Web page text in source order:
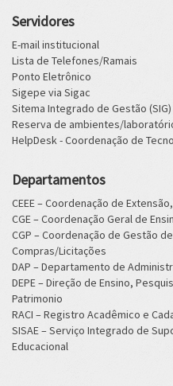
Servidores
E-mail institucional
Lista de Telefones/Ramais
Ponto Eletrônico
Sigepe via Sigac
Sitema Integrado de Gestão (SIG)
Reserva de ambientes/
HelpDesk - Coordenação de
Departamentos
CEEE – Coordenação de
CGE – Coordenação Geral de
CGP – Coordenação de Gestão
Compras/Licitações
DAP – Departamento de
DEPE – Direção de Ensino,
Patrimonio
RACI – Registro Acadêmico e
SISAE – Serviço Integrado de
Educacional